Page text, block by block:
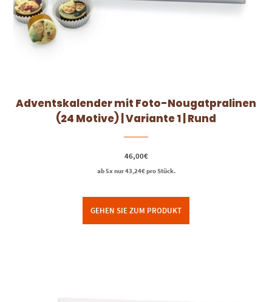
Adventskalender mit Foto-Nougatpralinen
(24 Motive) | Variante 1 | Rund
46,00€
ab 5x nur43,24€pro Stück.
GEHEN SIE ZUM PRODUKT